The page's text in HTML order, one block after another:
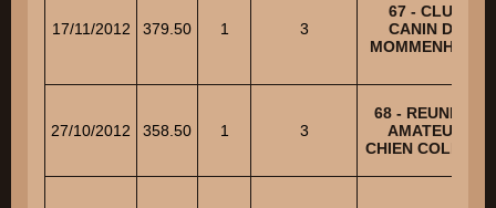
17/11/2012 379.50 1 3
67 - CLUB
CANIN DE
MOMMENHEIM
27/10/2012 358.50 1 3
68 - REUNION
AMATEUR
CHIEN COLMAR